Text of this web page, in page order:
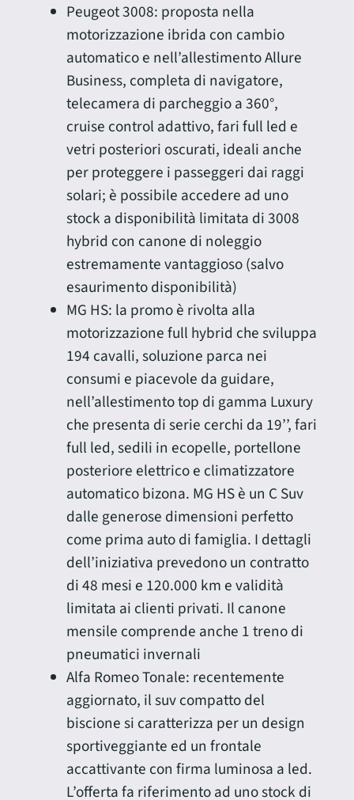
Peugeot 3008: proposta nella
motorizzazione ibrida con cambio
automatico e nell’allestimento Allure
Business, completa di navigatore,
telecamera di parcheggio a 360°,
cruise control adattivo, fari full led e
vetri posteriori oscurati, ideali anche
per proteggere i passeggeri dai raggi
solari; è possibile accedere ad uno
stock a disponibilità limitata di 3008
hybrid con canone di noleggio
estremamente vantaggioso (salvo
esaurimento disponibilità)
MG HS: la promo è rivolta alla
motorizzazione full hybrid che sviluppa
194 cavalli, soluzione parca nei
consumi e piacevole da guidare,
nell’allestimento top di gamma Luxury
che presenta di serie cerchi da 19’’, fari
full led, sedili in ecopelle, portellone
posteriore elettrico e climatizzatore
automatico bizona. MG HS è un C Suv
dalle generose dimensioni perfetto
come prima auto di famiglia. I dettagli
dell’iniziativa prevedono un contratto
di 48 mesi e 120.000 km e validità
limitata ai clienti privati. Il canone
mensile comprende anche 1 treno di
pneumatici invernali
Alfa Romeo Tonale: recentemente
aggiornato, il suv compatto del
biscione si caratterizza per un design
sportiveggiante ed un frontale
accattivante con firma luminosa a led.
L’offerta fa riferimento ad uno stock di